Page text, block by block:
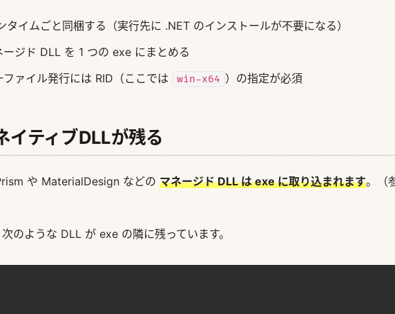
タイムごと同梱する（実行先に .NET のインストールが不要になる）
ージド DLL を 1 つの exe にまとめる
ファイル発行には RID（ここでは win-x64 ）の指定が必須
ティブDLLが残る
や MaterialDesign などの マネージド DLL は exe に取り込まれます。（
のような DLL が exe の隣に残っています。